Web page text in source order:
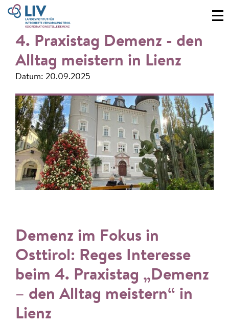
4. Praxistag Demenz - den
Alltag meistern in Lienz
Datum: 20.09.2025
Demenz im Fokus in
Osttirol: Reges Interesse
beim 4. Praxistag „Demenz
– den Alltag meistern“ in
Lienz